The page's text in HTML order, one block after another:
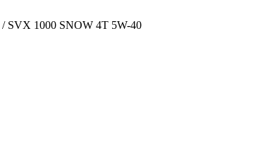
/ SVX 1000 SNOW 4T 5W-40